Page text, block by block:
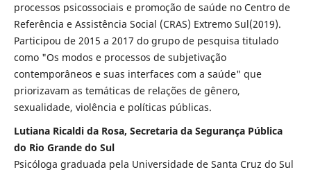
processos psicossociais e promoção de saúde no Centro de
Referência e Assistência Social (CRAS) Extremo Sul(2019).
Participou de 2015 a 2017 do grupo de pesquisa titulado
como "Os modos e processos de subjetivação
contemporâneos e suas interfaces com a saúde" que
priorizavam as temáticas de relações de gênero,
sexualidade, violência e políticas públicas.
Lutiana Ricaldi da Rosa, Secretaria da Segurança Pública
do Rio Grande do Sul
Psicóloga graduada pela Universidade de Santa Cruz do Sul